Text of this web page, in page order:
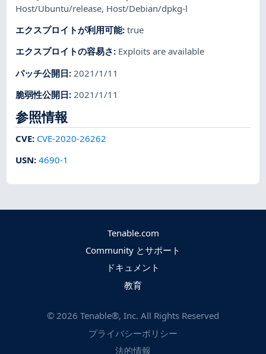
Host/Ubuntu/release, Host/Debian/dpkg-l
エクスプロイトが利用可能:true
エクスプロイトの容易さ: Exploits are available
パッチ公開日: 2021/1/11
脆弱性公開日:2021/1/11
参照情報
CVE: CVE-2020-26262
USN:4690-1
Tenable.com
Community とサポート
ドキュメント
教育
© 2026 Tenable®, Inc. All Rights Reserved
プライバシーポリシー
法的情報